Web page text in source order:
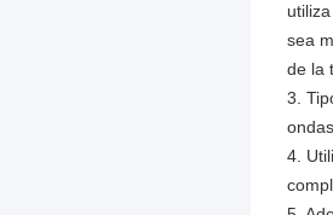
sea
de la
3.
4.